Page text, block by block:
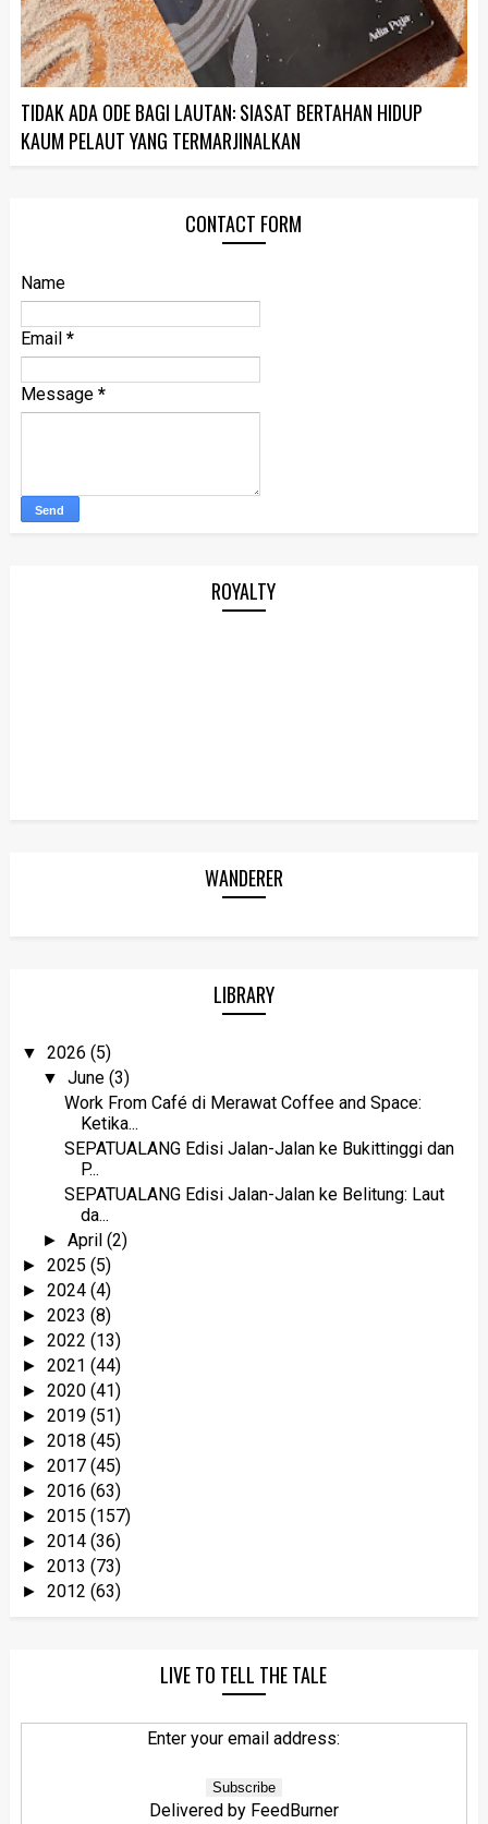
TIDAK ADA ODE BAGI LAUTAN: SIASAT BERTAHAN HIDUP
KAUM PELAUT YANG TERMARJINALKAN
CONTACT FORM
Name
Email *
Message *
ROYALTY
WANDERER
LIBRARY
▼ 2026 (5)
▼June(3)
Work From Café di Merawat Coffee and Space:
Ketika...
SEPATUALANG Edisi Jalan-Jalan ke Bukittinggi dan
P...
SEPATUALANG Edisi Jalan-Jalan ke Belitung: Laut
da...
►April(2)
► 2025 (5)
► 2024 (4)
► 2023 (8)
► 2022 (13)
► 2021 (44)
► 2020 (41)
► 2019 (51)
► 2018 (45)
► 2017 (45)
► 2016 (63)
► 2015 (157)
► 2014 (36)
► 2013 (73)
► 2012 (63)
LIVE TO TELL THE TALE
Enter your email address:
Delivered by FeedBurner